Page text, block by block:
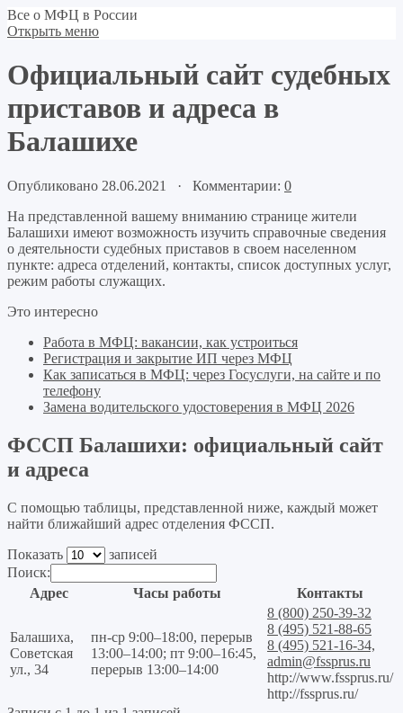
Все о МФЦ в России
Открыть меню
Официальный сайт судебных
приставов и адреса в
Балашихе
Опубликовано 28.06.2021 · Комментарии: 0
На представленной вашему вниманию странице жители
Балашихи имеют возможность изучить справочные сведения
о деятельности судебных приставов в своем населенном
пункте: адреса отделений, контакты, список доступных услуг,
режим работы служащих.
Это интересно
Работа в МФЦ: вакансии, как устроиться
Регистрация и закрытие ИП через МФЦ
Как записаться в МФЦ: через Госуслуги, на сайте и по
телефону
Замена водительского удостоверения в МФЦ 2026
ФССП Балашихи: официальный сайт
и адреса
С помощью таблицы, представленной ниже, каждый может
найти ближайший адрес отделения ФССП.
Показать
записей
Поиск:
Адрес
Часы работы Контакты
Балашиха,
Советская
ул., 34
пн-ср 9:00–18:00, перерыв
13:00–14:00; пт 9:00–16:45,
перерыв 13:00–14:00
8 (800) 250-39-32
8 (495) 521-88-65
8 (495) 521-16-34,
admin@fssprus.ru
http://www.fssprus.ru/
http://fssprus.ru/